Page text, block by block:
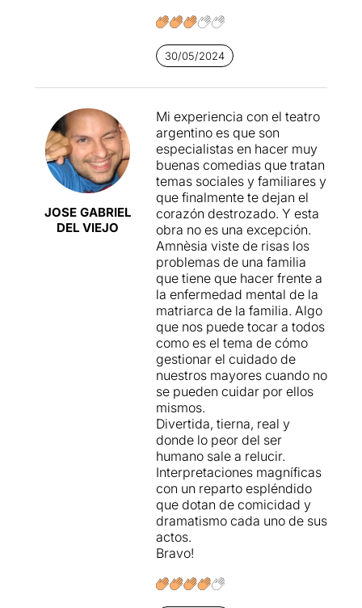
30/05/2024
JOSE GABRIEL
DEL VIEJO
Mi experiencia con el teatro
argentino es que son
especialistas en hacer muy
buenas comedias que tratan
temas sociales y familiares y
que finalmente te dejan el
corazón destrozado. Y esta
obra no es una excepción.
Amnèsia viste de risas los
problemas de una familia
que tiene que hacer frente a
la enfermedad mental de la
matriarca de la familia. Algo
que nos puede tocar a todos
como es el tema de cómo
gestionar el cuidado de
nuestros mayores cuando no
se pueden cuidar por ellos
mismos.
Divertida, tierna, real y
donde lo peor del ser
humano sale a relucir.
Interpretaciones magníficas
con un reparto espléndido
que dotan de comicidad y
dramatismo cada uno de sus
actos.
Bravo!